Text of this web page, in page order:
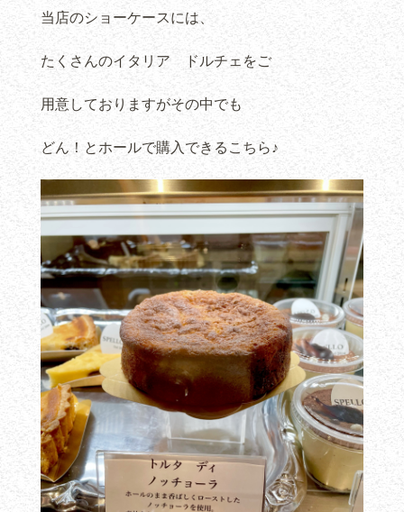
当店のショーケースには、
たくさんのイタリア ドルチェをご
用意しておりますがその中でも
どん！とホールで購入できるこちら♪